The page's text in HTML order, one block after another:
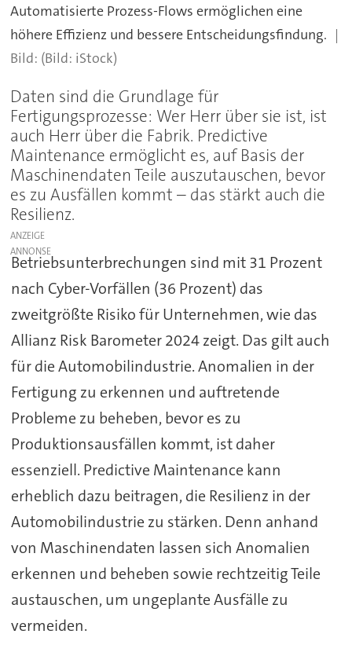
Automatisierte Prozess-Flows ermöglichen eine
höhere Effizienz und bessere Entscheidungsfindung.
(Bild: iStock)
Daten sind die Grundlage für
Fertigungsprozesse: Wer Herr über sie ist, ist
auch Herr über die Fabrik. Predictive
Maintenance ermöglicht es, auf Basis der
Maschinendaten Teile auszutauschen, bevor
es zu Ausfällen kommt – das stärkt auch die
Resilienz.
ANZEIGE
Betriebsunterbrechungen sind mit 31 Prozent
nach Cyber-Vorfällen (36 Prozent) das
zweitgrößte Risiko für Unternehmen, wie das
Allianz Risk Barometer 2024 zeigt. Das gilt auch
für die Automobilindustrie. Anomalien in der
Fertigung zu erkennen und auftretende
Probleme zu beheben, bevor es zu
Produktionsausfällen kommt, ist daher
essenziell. Predictive Maintenance kann
erheblich dazu beitragen, die Resilienz in der
Automobilindustrie zu stärken. Denn anhand
von Maschinendaten lassen sich Anomalien
erkennen und beheben sowie rechtzeitig Teile
austauschen, um ungeplante Ausfälle zu
vermeiden.